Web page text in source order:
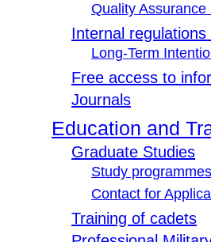
Quality Assurance
Internal
Long-Term
Free access to
Journals
Education and
Graduate Studies
Study programmes
Contact for
Training of cadets